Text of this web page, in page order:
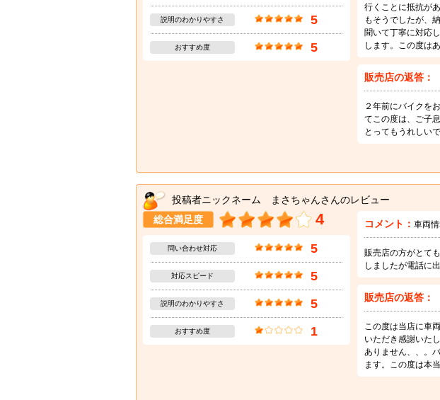
説明のわかりやすさ 5
おすすめ度 5
行くことに抵抗が
もそうでしたが、
聞いて丁寧に対応
します。この度は
販売店の返答：
２年前にバイクを
てこの度は、ご子
とってもうれしい
投稿者ニックネーム まさちゃんさんのレビュー
総合満足度 4
問い合わせ対応 5
対応スピード 5
説明のわかりやすさ 5
おすすめ度 1
コメント： 車両
販売店の方がとて
しましたが電話に
販売店の返答：
この度は当店に車
いただき感謝いた
ありません、、。
ます。この度は本